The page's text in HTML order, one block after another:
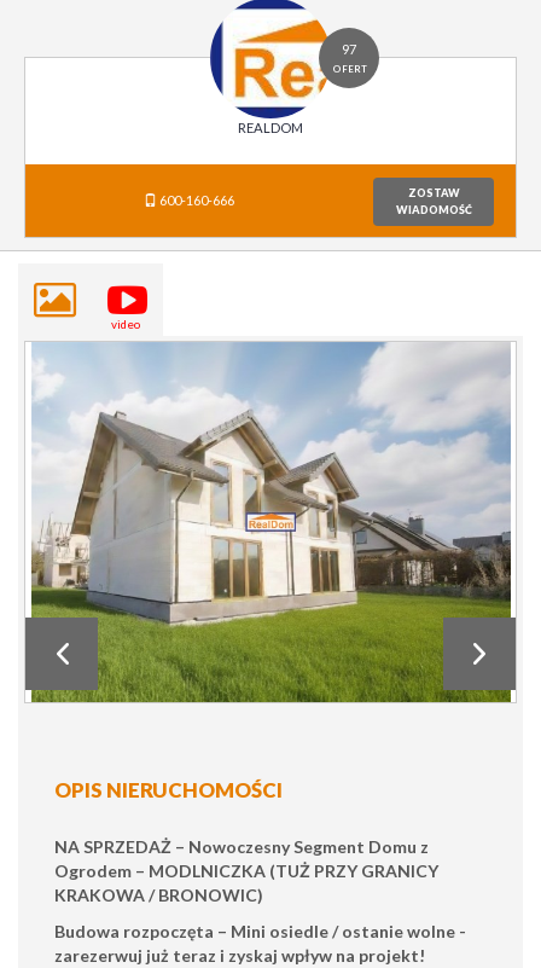
97
OFERT
REALDOM
600-160-666
ZOSTAW
WIADOMOŚĆ
OPIS NIERUCHOMOŚCI
NA SPRZEDAŻ – Nowoczesny Segment Domu z
Ogrodem – MODLNICZKA (TUŻ PRZY GRANICY
KRAKOWA / BRONOWIC)
Budowa rozpoczęta – Mini osiedle / ostanie wolne -
zarezerwuj już teraz i zyskaj wpływ na projekt!